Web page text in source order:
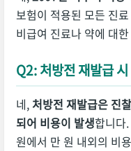
보험이 적용된 모든 진
비급여 진료나 약에 대
Q2: 처방전 재발급
네, 처방전 재발급은 진
되어 비용이 발생합니다
원에서 만 원 내외의 비